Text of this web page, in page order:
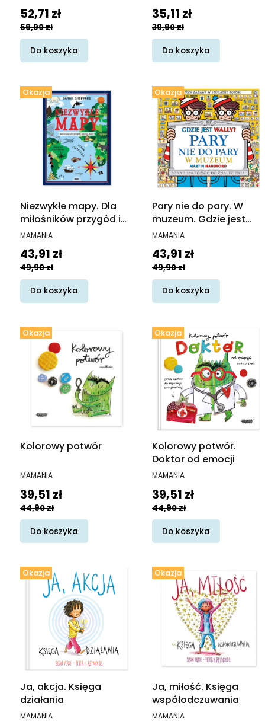
Cena promocyjna
52,71 zł
59,90 zł
Do koszyka
Cena promocyjna
35,11 zł
39,90 zł
Do koszyka
Okazja
Niezwykłe mapy. Dla
miłośników przygód i
snów na jawie
PRODUCENT
MAMANIA
Cena promocyjna
43,91 zł
49,90 zł
Do koszyka
Okazja
Pary nie do pary. W
muzeum. Gdzie jest
Wally?
PRODUCENT
MAMANIA
Cena promocyjna
43,91 zł
49,90 zł
Do koszyka
Okazja
Kolorowy potwór
PRODUCENT
MAMANIA
Cena promocyjna
39,51 zł
44,90 zł
Do koszyka
Okazja
Kolorowy potwór.
Doktor od emocji
PRODUCENT
MAMANIA
Cena promocyjna
39,51 zł
44,90 zł
Do koszyka
Okazja
Ja, akcja. Księga
działania
PRODUCENT
MAMANIA
Okazja
Ja, miłość. Księga
współodczuwania
PRODUCENT
MAMANIA